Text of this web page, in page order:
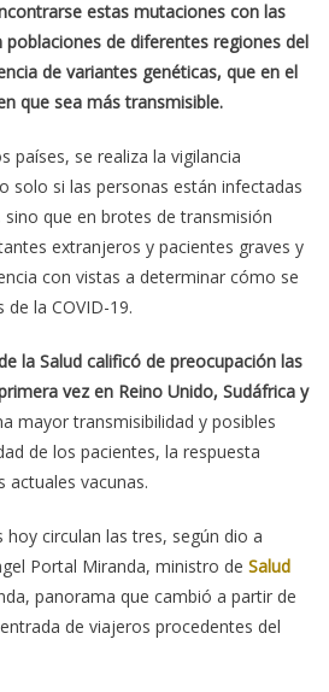
estas mutaciones con las
de diferentes regiones del
de variantes genéticas, que en el
que sea más transmisible.
países, se realiza la vigilancia
solo si las personas están infectadas
que en brotes de transmisión
extranjeros y pacientes graves y
con vistas a determinar cómo se
la COVID-19.
la Salud calificó de preocupación las
vez en Reino Unido, Sudáfrica y
mayor transmisibilidad y posibles
de los pacientes, la respuesta
actuales vacunas.
hoy circulan las tres, según dio a
Portal Miranda, ministro de Salud
panorama que cambió a partir de
de viajeros procedentes del